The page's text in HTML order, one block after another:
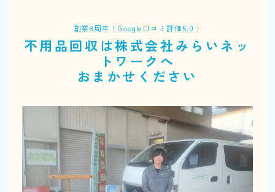
創業8周年！Google口コミ評価5.0！
不用品回収は株式会社みらいネッ
トワークへ
おまかせください